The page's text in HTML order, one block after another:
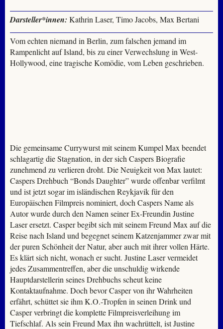
Darsteller*innen: Kathrin Laser, Timo Jacobs, Max Bertani
Vom echten niemand in Berlin, zum falschen jemand im
Rampenlicht auf Island, bis zu einer Verwechslung in West-
Hollywood, eine tragische Komödie, vom Leben geschrieben.
Die gemeinsame Currywurst mit seinem Kumpel Max beendet
schlagartig die Stagnation, in der sich Caspers Biografie
zunehmend zu verlieren droht. Die Neuigkeit von Max lautet:
Caspers Drehbuch “Bonds Daughter” wurde offenbar verfilmt
und ist jetzt sogar im isländischen Reykjavik für den
Europäischen Filmpreis nominiert, doch Caspers Name als
Autor wurde durch den Namen seiner Ex-Freundin Justine
Laser ersetzt. Casper begibt sich mit seinem Freund Max auf die
Reise nach Island und begegnet seinem Katzenjammer zwar mit
der puren Schönheit der Natur, aber auch mit ihrer vollen Härte.
Es klärt sich nicht, wonach er sucht. Justine Laser vermeidet
jedes Zusammentreffen, aber die unschuldig wirkende
Hauptdarstellerin seines Drehbuchs scheut keine
Kontaktaufnahme. Doch bevor Casper von ihr Wahrheiten
erfährt, schüttet sie ihm K.O.-Tropfen in seinen Drink und
Casper verbringt die komplette Filmpreisverleihung im
Tiefschlaf. Als sein Freund Max ihn wachrüttelt, ist Justine